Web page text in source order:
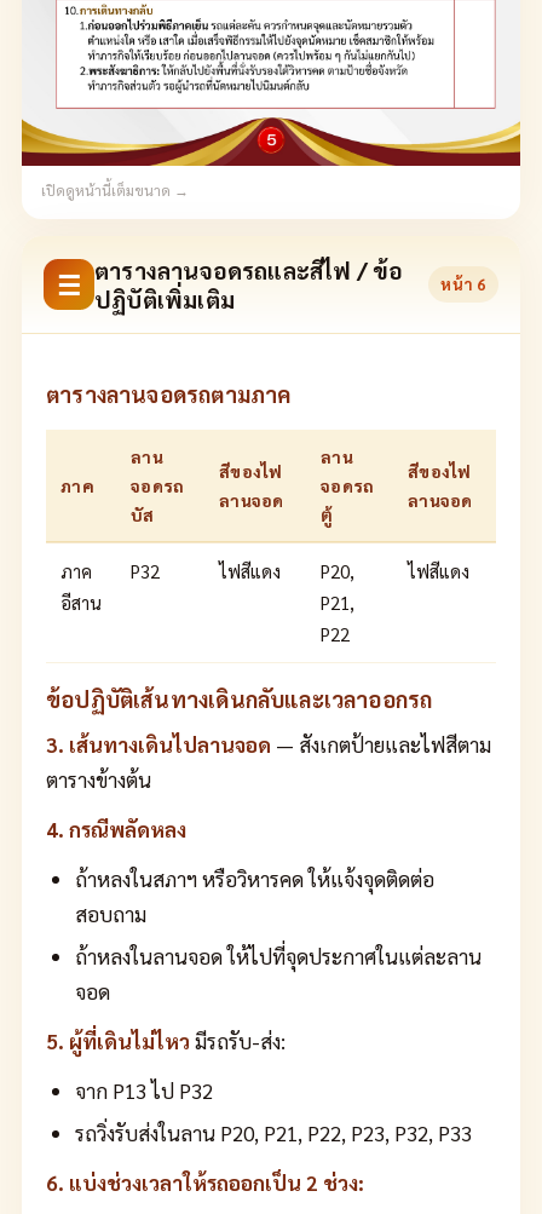
เปิดดูหน้านี้เต็มขนาด →
☰ ตารางลานจอดรถและสีไฟ / ข้อ
ปฏิบัติเพิ่มเติม
หน้า 6
ตารางลานจอดรถตามภาค
ภาค
ลาน
จอดรถ
บัส
สีของไฟ
ลานจอด
ลาน
จอดรถ
ตู้
สีของไฟ
ลานจอด
ภาค
อีสาน
P32 ไฟสีแดง
P20,
P21,
P22
ไฟสีแดง
ข้อปฏิบัติเส้นทางเดินกลับและเวลาออกรถ
3. เส้นทางเดินไปลานจอด — สังเกตป้ายและไฟสีตาม
ตารางข้างต้น
4. กรณีพลัดหลง
ถ้าหลงในสภาฯ หรือวิหารคด ให้แจ้งจุดติดต่อ
สอบถาม
ถ้าหลงในลานจอด ให้ไปที่จุดประกาศในแต่ละลาน
จอด
5. ผู้ที่เดินไม่ไหว มีรถรับ-ส่ง:
จาก P13 ไป P32
รถวิ่งรับส่งในลาน P20, P21, P22, P23, P32, P33
6. แบ่งช่วงเวลาให้รถออกเป็น 2 ช่วง: